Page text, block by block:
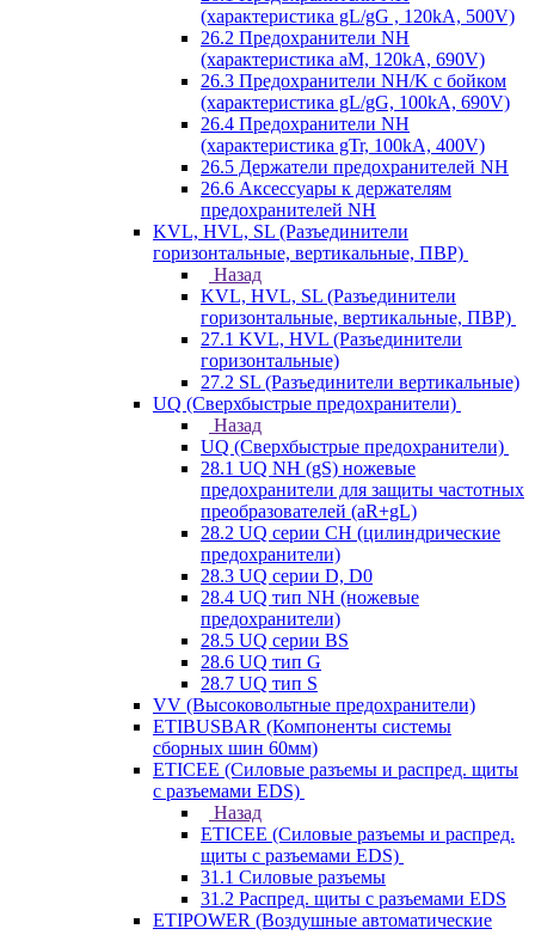
(характеристика gL/gG , 120kA, 500V)
26.2 Предохранители NH
(характеристика aM, 120kA, 690V)
26.3 Предохранители NH/K с бойком
(характеристика gL/gG, 100kA, 690V)
26.4 Предохранители NH
(характеристика gTr, 100kA, 400V)
26.5 Держатели предохранителей NH
26.6 Аксессуары к держателям
предохранителей NH
KVL, HVL, SL (Разъединители
горизонтальные, вертикальные, ПВР)
Назад
KVL, HVL, SL (Разъединители
горизонтальные, вертикальные, ПВР)
27.1 KVL, HVL (Разъединители
горизонтальные)
27.2 SL (Разъединители вертикальные)
UQ (Сверхбыстрые предохранители)
Назад
UQ (Сверхбыстрые предохранители)
28.1 UQ NH (gS) ножевые
предохранители для защиты частотных
преобразователей (aR+gL)
28.2 UQ серии CH (цилиндрические
предохранители)
28.3 UQ серии D, D0
28.4 UQ тип NH (ножевые
предохранители)
28.5 UQ серии BS
28.6 UQ тип G
28.7 UQ тип S
VV (Высоковольтные предохранители)
ETIBUSBAR (Компоненты системы
сборных шин 60мм)
ETICEE (Силовые разъемы и распред. щиты
с разъемами EDS)
Назад
ETICEE (Силовые разъемы и распред.
щиты с разъемами EDS)
31.1 Силовые разъемы
31.2 Распред. щиты с разъемами EDS
ETIPOWER (Воздушные автоматические